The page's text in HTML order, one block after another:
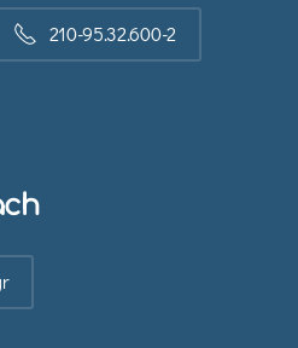
210-95.32.600-2